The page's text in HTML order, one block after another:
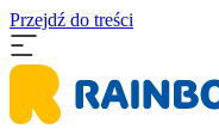
Przejdź do treści